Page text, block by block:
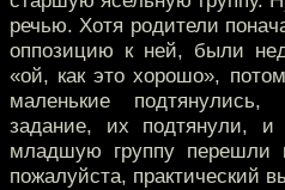
речью. Хотя родители
оппозицию к ней, были
«ой, как это хорошо»,
маленькие
задание, их подтянули,
младшую группу перешли
пожалуйста, практический